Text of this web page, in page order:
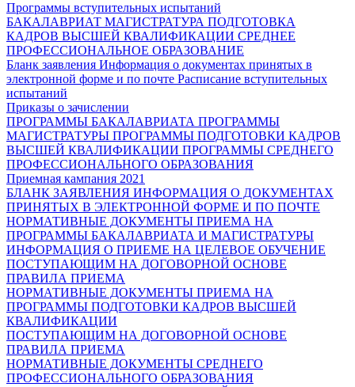
Программы вступительных испытаний
БАКАЛАВРИАТ МАГИСТРАТУРА ПОДГОТОВКА
КАДРОВ ВЫСШЕЙ КВАЛИФИКАЦИИ СРЕДНЕЕ
ПРОФЕССИОНАЛЬНОЕ ОБРАЗОВАНИЕ
Бланк заявления Информация о документах принятых в
электронной форме и по почте Расписание вступительных
испытаний
Приказы о зачислении
ПРОГРАММЫ БАКАЛАВРИАТА ПРОГРАММЫ
МАГИСТРАТУРЫ ПРОГРАММЫ ПОДГОТОВКИ КАДРОВ
ВЫСШЕЙ КВАЛИФИКАЦИИ ПРОГРАММЫ СРЕДНЕГО
ПРОФЕССИОНАЛЬНОГО ОБРАЗОВАНИЯ
Приемная кампания 2021
БЛАНК ЗАЯВЛЕНИЯ ИНФОРМАЦИЯ О ДОКУМЕНТАХ
ПРИНЯТЫХ В ЭЛЕКТРОННОЙ ФОРМЕ И ПО ПОЧТЕ
НОРМАТИВНЫЕ ДОКУМЕНТЫ ПРИЕМА НА
ПРОГРАММЫ БАКАЛАВРИАТА И МАГИСТРАТУРЫ
ИНФОРМАЦИЯ О ПРИЕМЕ НА ЦЕЛЕВОЕ ОБУЧЕНИЕ
ПОСТУПАЮЩИМ НА ДОГОВОРНОЙ ОСНОВЕ
ПРАВИЛА ПРИЕМА
НОРМАТИВНЫЕ ДОКУМЕНТЫ ПРИЕМА НА
ПРОГРАММЫ ПОДГОТОВКИ КАДРОВ ВЫСШЕЙ
КВАЛИФИКАЦИИ
ПОСТУПАЮЩИМ НА ДОГОВОРНОЙ ОСНОВЕ
ПРАВИЛА ПРИЕМА
НОРМАТИВНЫЕ ДОКУМЕНТЫ СРЕДНЕГО
ПРОФЕССИОНАЛЬНОГО ОБРАЗОВАНИЯ